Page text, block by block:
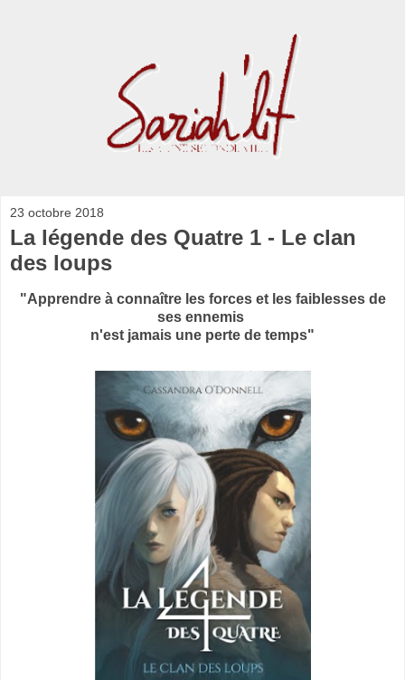
23 octobre 2018
La légende des Quatre 1 - Le clan
des loups
"Apprendre à connaître les forces et les faiblesses de
ses ennemis
n'est jamais une perte de temps"